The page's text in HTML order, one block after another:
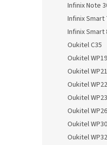
Infinix Note
Infinix Smart
Infinix Smart
Oukitel C35
Oukitel WP19
Oukitel WP21
Oukitel WP22
Oukitel WP23
Oukitel WP26
Oukitel
Oukitel WP32